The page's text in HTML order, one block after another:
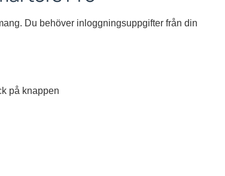
Du behöver inloggningsuppgifter från din
på knappen